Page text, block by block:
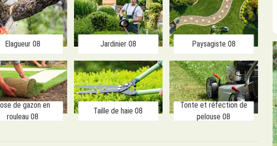
Elagueur 08 Jardinier 08 Paysagiste 08
de gazon en
rouleau 08
Taille de haie 08
Tonte et réfection de
pelouse 08